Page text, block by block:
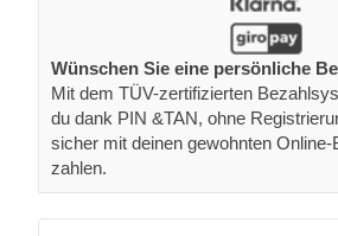
Wünschen Sie eine persönliche
Mit dem TÜV-zertifizierten
du dank PIN &TAN, ohne
sicher mit deinen gewohnten
zahlen.